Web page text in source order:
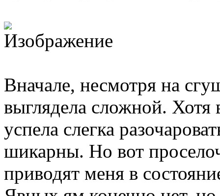
Вначале, несмотря на
выглядела сложной. Хотя
успела слегка
шикарны. Но вот
приводят меня в